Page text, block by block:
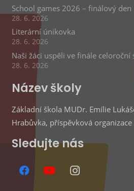
School games 2026 – finálový den
28. 6. 2026
Literární únikovka
28. 6. 2026
Naši žáci uspěli ve finále celoroční
28. 6. 2026
Název školy
Základní škola MUDr. Emílie
Hrabůvka, příspěvková organizace
Sledujte nás